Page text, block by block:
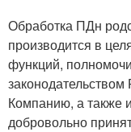
Обработка ПДн
производится в
функций,
Компанию, а также
добровольно